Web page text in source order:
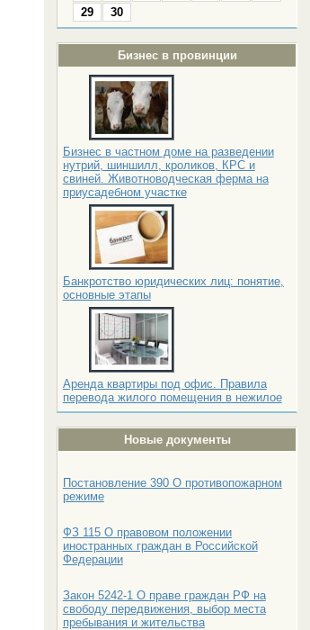
29
30
Бизнес в провинции
Бизнес в частном доме на разведении
нутрий, шиншилл, кроликов, КРС и
свиней. Животноводческая ферма на
приусадебном участке
Банкротство юридических лиц: понятие,
основные этапы
Аренда квартиры под офис. Правила
перевода жилого помещения в нежилое
Новые документы
Постановление 390 О противопожарном
режиме
ФЗ 115 О правовом положении
иностранных граждан в Российской
Федерации
Закон 5242-1 О праве граждан РФ на
свободу передвижения, выбор места
пребывания и жительства